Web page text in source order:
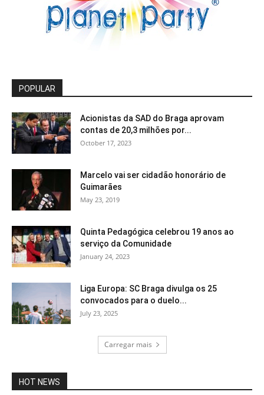
POPULAR
Acionistas da SAD do Braga aprovam
contas de 20,3 milhões por...
October 17, 2023
Marcelo vai ser cidadão honorário de
Guimarães
May 23, 2019
Quinta Pedagógica celebrou 19 anos ao
serviço da Comunidade
January 24, 2023
Liga Europa: SC Braga divulga os 25
convocados para o duelo...
July 23, 2025
Carregar mais
HOT NEWS